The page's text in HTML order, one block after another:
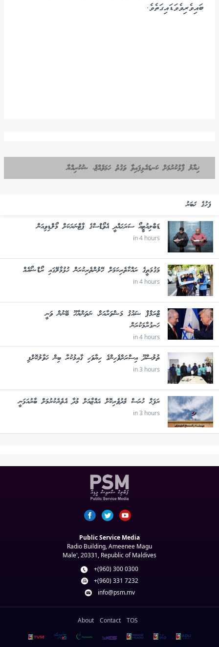
ބައިވެރިވެވަޑައިގަތެވެ.
ޚިޔާލު ފާޅުކުރުމަށް ކަނޑައެޅިފައިވާ ވަގުތު ހަމަވެއްޖެ، ޝުކުރިއްޔާ
ފަހުގެ ޚަބަރު
ޑަބްލިއުޓީއޯ ސަރަޙައްދީ އެވޯޑްސްގެ ޕާޓްނަރަކަށް މޯލްޑިވިއަން
in 4 hours
މަގުމަތީގެ ރައްކާތެރިކަމަށް ހޭލުންތެރިކުރަން ހުޅުމާލޭގައި ރޯޑްޝޯއެއް
in 4 hours
ޓްރަމްޕް ޝައުޤު މަޝްވަރާއަށް، ނަތަންޔާހޫ ބޭނުން ވަނީ
ހަނގުރާމަކުރަން
in 4 hours
ތުލުސްދޫ އިސްރަށްވެހިންގެ ހިޔާވަހި ޤާއިމުކުރާ ބިން ހަވާލުކޮށްފި
in 3 hours
ރަފަޙް ހުރަސް މެދުވެރިކޮށް ޣައްޒާއަށް މުދާ އެތެރެކުރުމަށް ބާރުއަޅަނީ
in 3 hours
Public Service Media
Radio Building, Ameenee Magu
Male', 20331, Republic of Maldives
+(960) 300 0300
+(960) 331 7232
info@psm.mv
About Contact TOS